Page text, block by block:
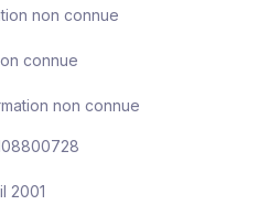
non connue
connue
non connue
2001